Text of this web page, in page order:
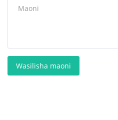
Wasilisha maoni